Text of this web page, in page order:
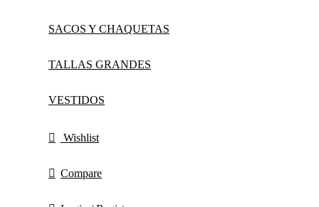
SACOS Y CHAQUETAS
TALLAS GRANDES
VESTIDOS
Wishlist
Compare